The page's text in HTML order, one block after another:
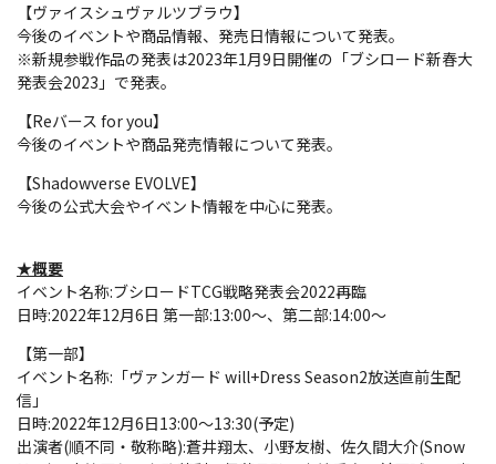
【ヴァイスシュヴァルツブラウ】
今後のイベントや商品情報、発売日情報について発表。
※新規参戦作品の発表は2023年1月9日開催の「ブシロード新春大
発表会2023」で発表。
【Reバース for you】
今後のイベントや商品発売情報について発表。
【Shadowverse EVOLVE】
今後の公式大会やイベント情報を中心に発表。
★概要
イベント名称:ブシロードTCG戦略発表会2022再臨
日時:2022年12月6日 第一部:13:00～、第二部:14:00～
【第一部】
イベント名称:「ヴァンガード will+Dress Season2放送直前生配
信」
日時:2022年12月6日13:00～13:30(予定)
出演者(順不同・敬称略):蒼井翔太、小野友樹、佐久間大介(Snow